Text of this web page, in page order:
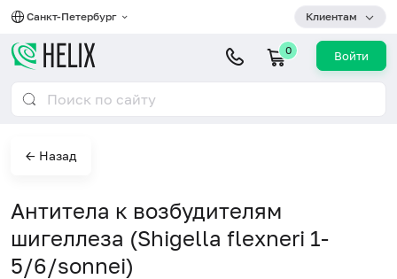
Санкт-Петербург Клиентам
0 Войти
← Назад
Антитела к возбудителям
шигеллеза (Shigella flexneri 1-
5/6/sonnei)